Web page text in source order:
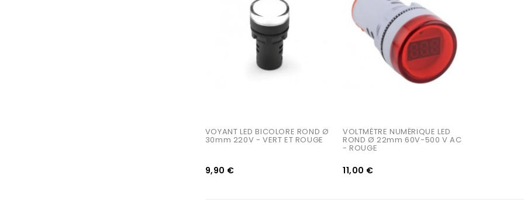
VOYANT LED BICOLORE ROND Ø
30mm 220V - VERT ET ROUGE
9,90 €
VOLTMÈTRE NUMÉRIQUE LED
ROND Ø 22mm 60V-500 V AC
- ROUGE
11,00 €